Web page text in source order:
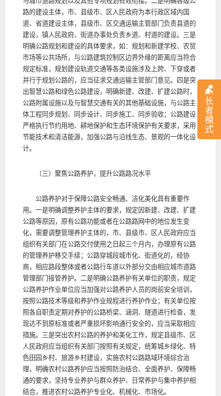
长
者
模
式
路的建设主体，市、县级市、区人民政府为本行政区域内国
道、省道建设主体，县级市、区交通运输主管部门负责县道的
建设，镇人民政府、街道办事处负责乡道、村道的建设。三是
明确公路规划和建设的具体要求，如：规划和新建学校、农贸
市场等公共场所，与公路建筑控制区边界外缘的距离应当符合
规定标准，规划建设轨道交通等各类设施涉及上跨、下穿或者
并行于规划公路的，应当征求交通运输主管部门意见。四是突
出智慧公路和绿色公路建设，明确新建、改建、扩建公路时，
公路附属设施以及与智慧交通有关的其他基础设施，与公路主
体工程同步规划、同步设计、同步施工、同步验收；公路建设
严格执行节约用地、耕地保护和生态环境保护有关要求，采用
节能技术和清洁能源，加强公路与沿线生态、景观的一体化设
计。
（三）聚焦公路养护，提升公路路况水平
公路养护对于保障公路安全畅通、洁化美化具有重要作
用。一是明确调整养护主体的要求，规定因新建、改建、扩建
公路等原因，原有公路功能或者在公路路网中的地位发生变
化，需要调整管理养护主体的，市、县级市、区人民政府应当
组织有关部门在公路交付使用之日起三个月内，办理原有公路
的管理养护移交手续；公路穿城段城市化、街道化的，经协
商，相应路段整体或者公路行车道以外部分交由相应城市道路
管理部门接管养护。二是明确公路养护有关单位的职责，规定
公路养护作业单位应当加强对公路养护人员的岗前安全培训，
按照公路技术等级和养护作业规程进行养护作业；有关单位按
照各自职责定期对养护的公路桥梁、涵洞、隧道进行检查，发
现达不到原标准或者严重损坏影响通行安全的，应当采取相应
措施。三是突出农村公路的养护和美化工作，规定县级市、区
人民政府应当组织有关部门按照有关规定，统筹城乡绿化、特
色田园乡村、旅游乡村建设，实施农村公路路域环境综合治
理，明确农村公路养护应当按照防治结合、全面养护、保障畅
通的要求，坚持专业养护与群众养护、日常养护与集中养护相
结合，推进农村公路养护专业化、机械化、市场化。